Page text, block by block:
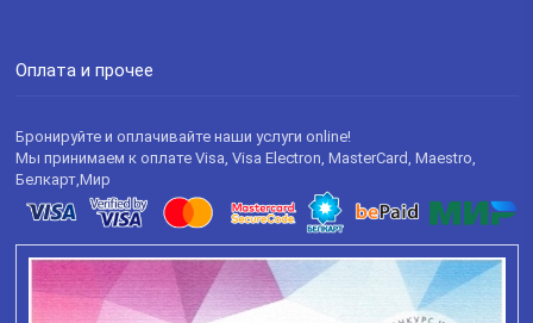
Оплата и прочее
Бронируйте и оплачивайте наши услуги online!
Мы принимаем к оплате Visa, Visa Electron, MasterCard, Maestro,
Белкарт,Мир